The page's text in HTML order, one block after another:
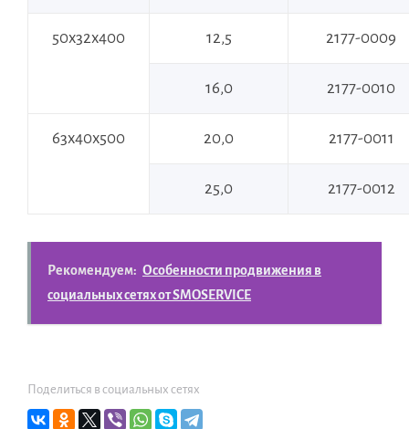
50х32х400 12,5 2177-0009
16,0 2177-0010
63х40х500 20,0 2177-0011
25,0 2177-0012
Рекомендуем: Особенности продвижения в
социальных сетях от SMOSERVICE
Поделиться в социальных сетях